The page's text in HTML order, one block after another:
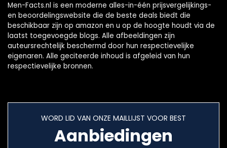
Men-Facts.nl is een moderne alles-in-één prijsvergelijkings-
en beoordelingswebsite die de beste deals biedt die
beschikbaar zijn op amazon en u op de hoogte houdt via de
laatst toegevoegde blogs. Alle afbeeldingen zijn
auteursrechtelijk beschermd door hun respectievelijke
eigenaren. Alle geciteerde inhoud is afgeleid van hun
respectievelijke bronnen.
WORD LID VAN ONZE MAILLIJST VOOR BEST
Aanbiedingen